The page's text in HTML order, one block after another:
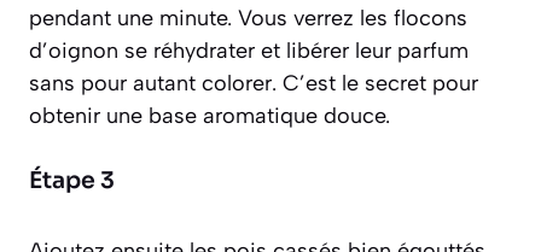
pendant une minute. Vous verrez les flocons
d’oignon se réhydrater et libérer leur parfum
sans pour autant colorer. C’est le secret pour
obtenir une base aromatique douce.
Étape 3